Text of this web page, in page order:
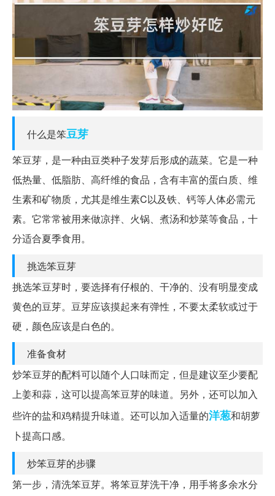
什么是笨豆芽
笨豆芽，是一种由豆类种子发芽后形成的蔬菜。它是一种
低热量、低脂肪、高纤维的食品，含有丰富的蛋白质、维
生素和矿物质，尤其是维生素C以及铁、钙等人体必需元
素。它常常被用来做凉拌、火锅、煮汤和炒菜等食品，十
分适合夏季食用。
挑选笨豆芽
挑选笨豆芽时，要选择有仔根的、干净的、没有明显变成
黄色的豆芽。豆芽应该摸起来有弹性，不要太柔软或过于
硬，颜色应该是白色的。
准备食材
炒笨豆芽的配料可以随个人口味而定，但是建议至少要配
上姜和蒜，这可以提高笨豆芽的味道。另外，还可以加入
些许的盐和鸡精提升味道。还可以加入适量的洋葱和胡萝
卜提高口感。
炒笨豆芽的步骤
第一步，清洗笨豆芽。将笨豆芽洗干净，用手将多余水分